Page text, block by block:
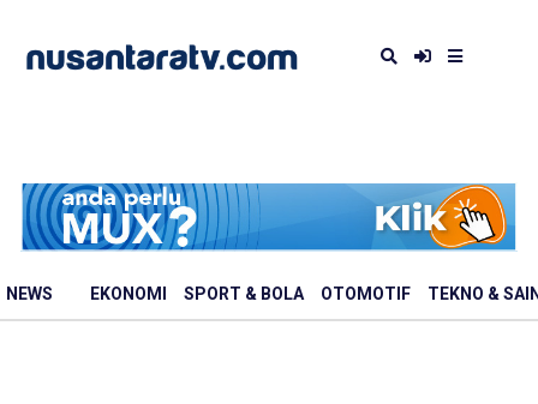
NEWS EKONOMI SPORT & BOLA OTOMOTIF TEKNO &